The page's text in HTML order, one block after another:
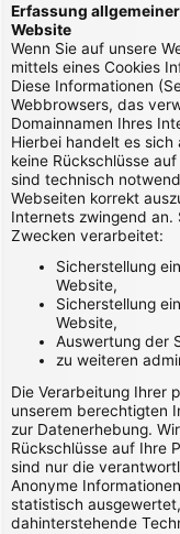
Erfassung
Website
Wenn Sie auf unsere
mittels eines Cookies
Diese Informationen
Webbrowsers, das
Domainnamen Ihres
Hierbei handelt es
keine Rückschlüsse
sind technisch
Webseiten korrekt
Internets zwingend an.
Zwecken verarbeitet:
Sicherstellung
Website,
Sicherstellung
Website,
Auswertung der
zu weiteren
Die Verarbeitung Ihrer
unserem berechtigten
zur Datenerhebung.
Rückschlüsse auf Ihre
sind nur die
Anonyme
statistisch
dahinterstehende